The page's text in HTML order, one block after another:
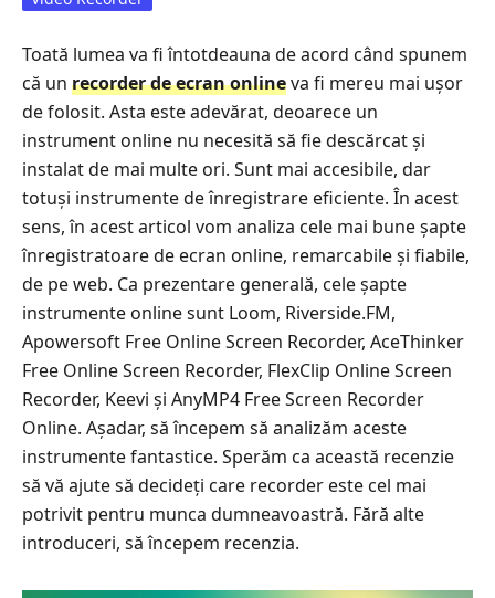
Toată lumea va fi întotdeauna de acord când spunem
că un recorder de ecran onlineva fi mereu mai ușor
de folosit. Asta este adevărat, deoarece un
instrument online nu necesită să fie descărcat și
instalat de mai multe ori. Sunt mai accesibile, dar
totuși instrumente de înregistrare eficiente. În acest
sens, în acest articol vom analiza cele mai bune șapte
înregistratoare de ecran online, remarcabile și fiabile,
de pe web. Ca prezentare generală, cele șapte
instrumente online sunt Loom, Riverside.FM,
Apowersoft Free Online Screen Recorder, AceThinker
Free Online Screen Recorder, FlexClip Online Screen
Recorder, Keevi și AnyMP4 Free Screen Recorder
Online. Așadar, să începem să analizăm aceste
instrumente fantastice. Sperăm ca această recenzie
să vă ajute să decideți care recorder este cel mai
potrivit pentru munca dumneavoastră. Fără alte
introduceri, să începem recenzia.